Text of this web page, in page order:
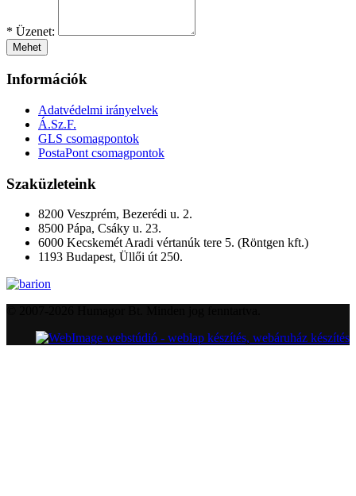
* Üzenet:
Mehet
Információk
Adatvédelmi irányelvek
Á.Sz.F.
GLS csomagpontok
PostaPont csomagpontok
Szaküzleteink
8200 Veszprém, Bezerédi u. 2.
8500 Pápa, Csáky u. 23.
6000 Kecskemét Aradi vértanúk tere 5. (Röntgen kft.)
1193 Budapest, Üllői út 250.